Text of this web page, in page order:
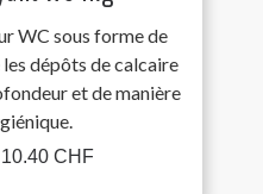
WC sous forme de
dépôts de calcaire
et de manière
CHF